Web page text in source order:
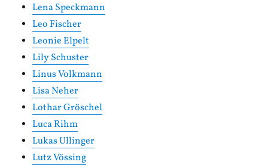
Lena Speckmann
Leo Fischer
Leonie Elpelt
Lily Schuster
Linus Volkmann
Lisa Neher
Lothar Gröschel
Luca Rihm
Lukas Ullinger
Lutz Vössing